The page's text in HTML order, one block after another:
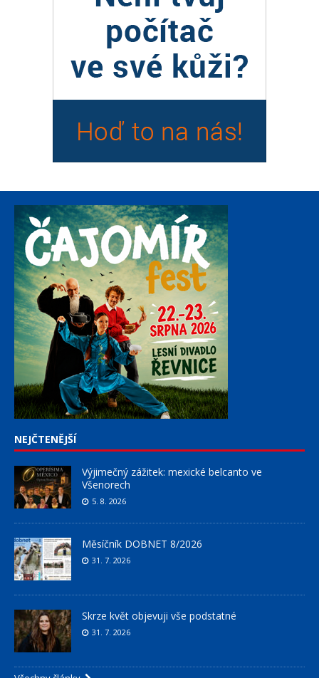
NEJČTENĚJŠÍ
Výjimečný zážitek: mexické belcanto ve
Všenorech
5. 8. 2026
Měsíčník DOBNET 8/2026
31. 7. 2026
Skrze květ objevuji vše podstatné
31. 7. 2026